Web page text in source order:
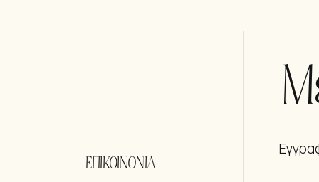
ΕΠΙΚΟΙΝΩΝΙΑ